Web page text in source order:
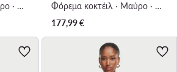
Φόρεμα κοκτέιλ · Μαύρο · Midi
Φόρεμα κοκτέιλ · Μαύρο · Midi
177,99€